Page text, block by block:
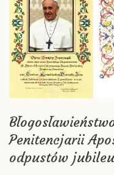
Penitencjarii
odpustów